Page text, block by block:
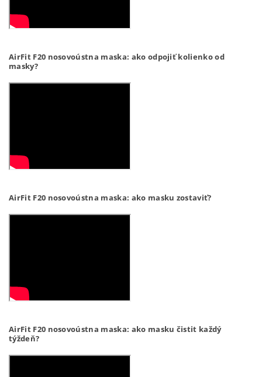
AirFit F20 nosovoústna maska: ako odpojiť kolienko od
masky?
AirFit F20 nosovoústna maska: ako masku zostaviť?
AirFit F20 nosovoústna maska: ako masku čistit každý
týždeň?